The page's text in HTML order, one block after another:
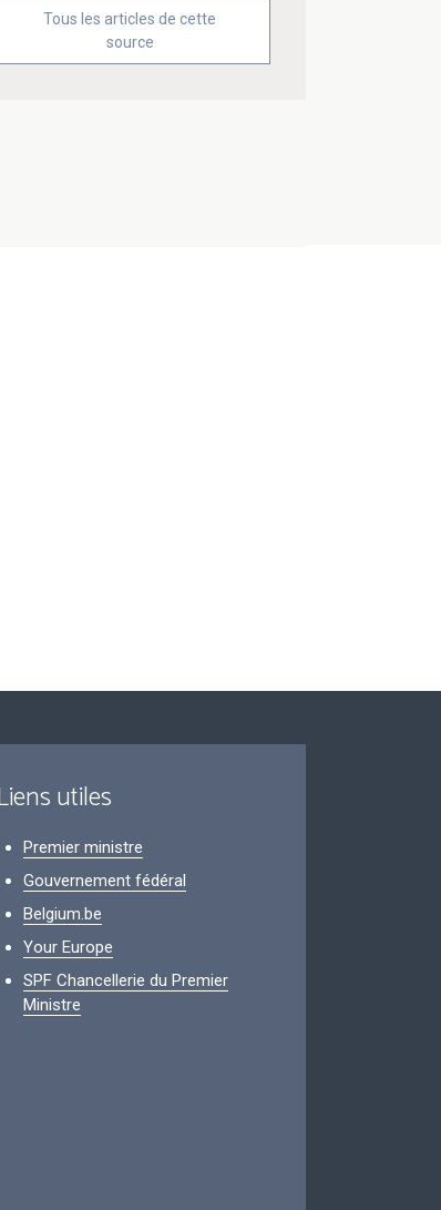
Tous les articles de cette
source
utiles
Premier ministre
Gouvernement fédéral
Belgium.be
Your Europe
SPF Chancellerie du Premier
Ministre